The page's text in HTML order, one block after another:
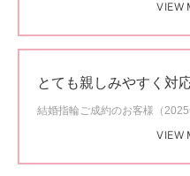
VIEW
とても親しみやすく対
結婚指輪ご成約のお客様（2025
VIEW